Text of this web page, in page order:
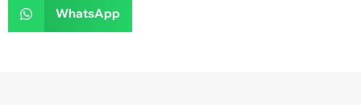
WhatsApp